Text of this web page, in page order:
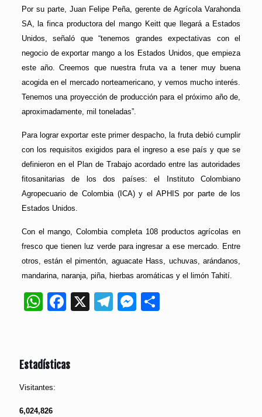
Por su parte, Juan Felipe Peña, gerente de Agrícola Varahonda
SA, la finca productora del mango Keitt que llegará a Estados
Unidos, señaló que “tenemos grandes expectativas con el
negocio de exportar mango a los Estados Unidos, que empieza
este año. Creemos que nuestra fruta va a tener muy buena
acogida en el mercado norteamericano, y vemos mucho interés.
Tenemos una proyección de producción para el próximo año de,
aproximadamente, mil toneladas”.
Para lograr exportar este primer despacho, la fruta debió cumplir
con los requisitos exigidos para el ingreso a ese país y que se
definieron en el Plan de Trabajo acordado entre las autoridades
fitosanitarias de los dos países: el Instituto Colombiano
Agropecuario de Colombia (ICA) y el APHIS por parte de los
Estados Unidos.
Con el mango, Colombia completa 108 productos agrícolas en
fresco que tienen luz verde para ingresar a ese mercado. Entre
otros, están el pimentón, aguacate Hass, uchuvas, arándanos,
mandarina, naranja, piña, hierbas aromáticas y el limón Tahití.
WhatsApp
Facebook
X Telegram
Messenger
Estadísticas
Visitantes:
6,024,826